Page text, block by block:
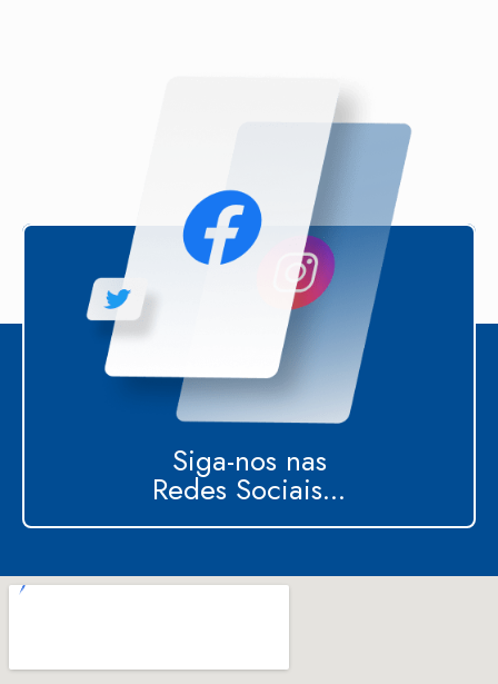
Siga-nos nas
Redes Sociais...